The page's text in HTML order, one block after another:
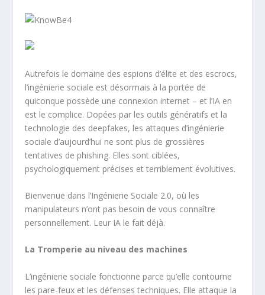
Autrefois le domaine des espions d’élite et des escrocs,
l’ingénierie sociale est désormais à la portée de
quiconque possède une connexion internet – et l’IA en
est le complice. Dopées par les outils génératifs et la
technologie des deepfakes, les attaques d’ingénierie
sociale d’aujourd’hui ne sont plus de grossières
tentatives de phishing. Elles sont ciblées,
psychologiquement précises et terriblement évolutives.
Bienvenue dans l’Ingénierie Sociale 2.0, où les
manipulateurs n’ont pas besoin de vous connaître
personnellement. Leur IA le fait déjà.
La Tromperie au niveau des machines
L’ingénierie sociale fonctionne parce qu’elle contourne
les pare-feux et les défenses techniques. Elle attaque la